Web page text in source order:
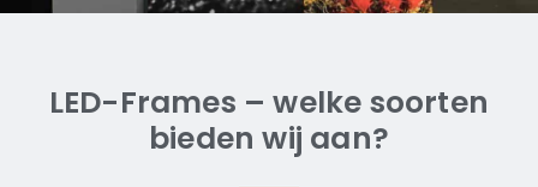
LED-Frames – welke soorten
bieden wij aan?